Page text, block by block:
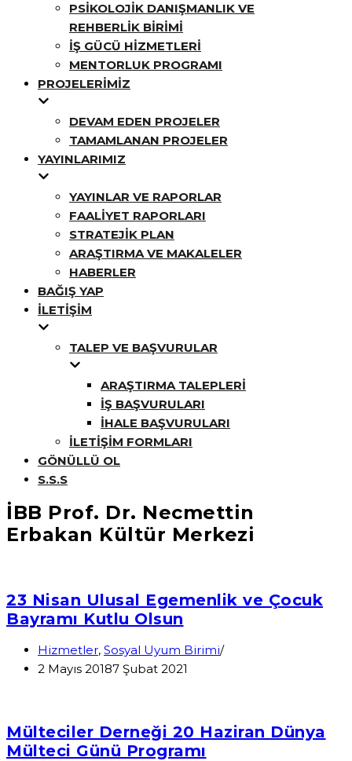
PSIKOLOJIK DANIŞMANLIK VE
REHBERLIK BIRIMI
İŞ GÜCÜ HIZMETLERI
MENTORLUK PROGRAMI
PROJELERIMIZ
DEVAM EDEN PROJELER
TAMAMLANAN PROJELER
YAYINLARIMIZ
YAYINLAR VE RAPORLAR
FAALIYET RAPORLARI
STRATEJIK PLAN
ARAŞTIRMA VE MAKALELER
HABERLER
BAĞIŞ YAP
İLETIŞIM
TALEP VE BAŞVURULAR
ARAŞTIRMA TALEPLERI
İŞ BAŞVURULARI
İHALE BAŞVURULARI
İLETIŞIM FORMLARI
GÖNÜLLÜ OL
S.S.S
İBB Prof. Dr. Necmettin
Erbakan Kültür Merkezi
23 Nisan Ulusal Egemenlik ve Çocuk
Bayramı Kutlu Olsun
Hizmetler, Sosyal Uyum Birimi
2 Mayıs 20187 Şubat 2021
Mülteciler Derneği 20 Haziran Dünya
Mülteci Günü Programı